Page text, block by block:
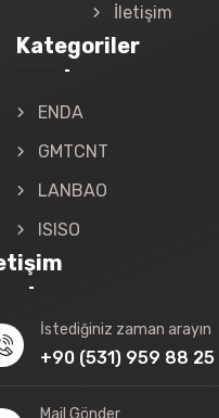
İletişim
Kategoriler
ENDA
GMTCNT
LANBAO
ISISO
İstediğiniz zaman arayın
+90 (531) 959 88 25
Mail Gönder